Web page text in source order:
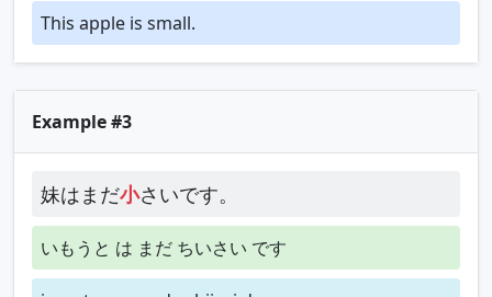
This apple is small.
Example #3
妹はまだ小さいです。
いもうと は まだ ちいさい です